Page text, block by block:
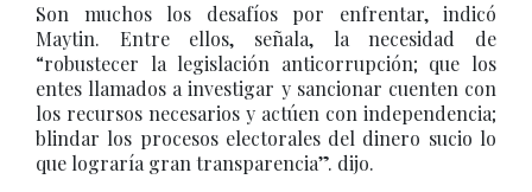
Son muchos los desafíos por enfrentar, indicó
Maytin. Entre ellos, señala, la necesidad de
“robustecer la legislación anticorrupción; que los
entes llamados a investigar y sancionar cuenten con
los recursos necesarios y actúen con independencia;
blindar los procesos electorales del dinero sucio lo
que lograría gran transparencia”. dijo.